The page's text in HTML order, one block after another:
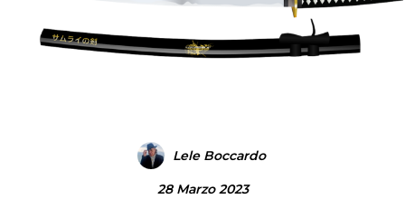
Lele Boccardo
28 Marzo 2023